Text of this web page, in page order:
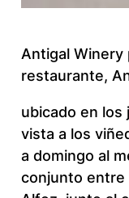
Antigal Winery
restaurante,
ubicado en los
vista a los
a domingo al
conjunto entre